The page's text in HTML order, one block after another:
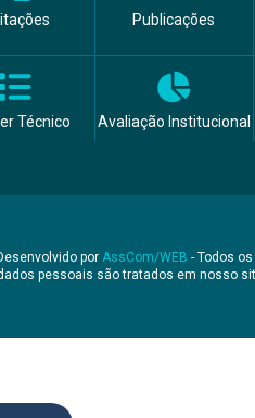
Publicações
Técnico Avaliação Institucional
por AssCom/WEB - Todos
pessoais são tratados em nosso